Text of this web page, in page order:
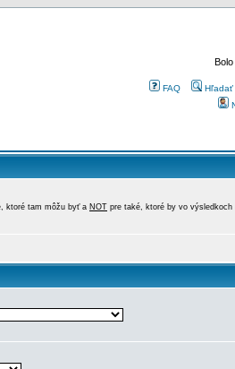
FAQ Hľadať
ktoré tam môžu byť a NOT pre také, ktoré by vo výsledkoch